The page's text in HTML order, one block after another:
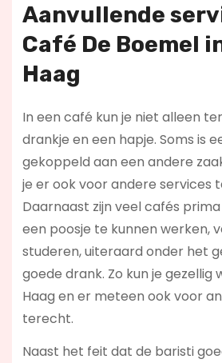
Aanvullende
Café De Boemel
Haag
In een café kun je niet alleen
drankje en een hapje. Soms is
gekoppeld aan een andere
je er ook voor andere services
Daarnaast zijn veel cafés
een poosje te kunnen werken,
studeren, uiteraard onder het
goede drank. Zo kun je gezellig
Haag en er meteen ook voor
terecht.
Naast het feit dat de baristi